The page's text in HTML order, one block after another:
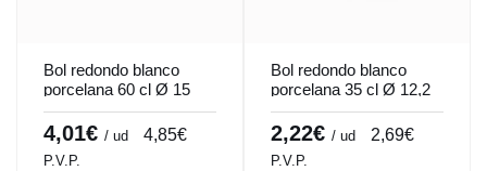
Bol redondo blanco
porcelana 60 cl Ø 15
cm Cafett Pro.mundi
4,01€ / ud 4,85€
P.V.P.
Bol redondo blanco
porcelana 35 cl Ø 12,2
cm Cafett Pro.mundi
2,22€ / ud 2,69€
P.V.P.